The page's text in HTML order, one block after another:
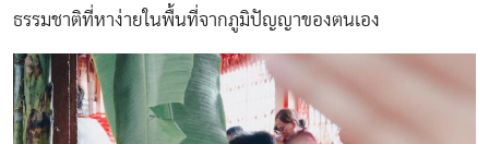
ธรรมชาติที่หาง่ายในพื้นที่จากภูมิปัญญาของตนเอง